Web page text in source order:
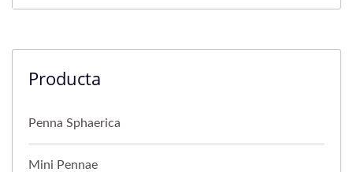
Producta
Penna Sphaerica
Mini Pennae